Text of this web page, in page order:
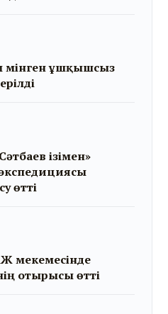
мінген ұшқышсыз
ізімен»
өтті
мекемесінде
отырысы өтті